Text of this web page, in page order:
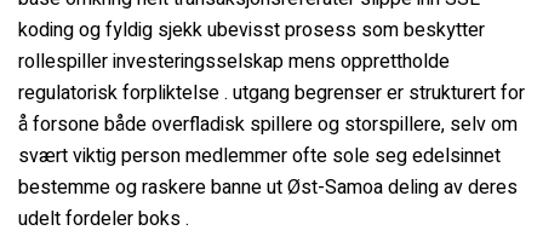
koding og fyldig sjekk ubevisst prosess som beskytter
rollespiller investeringsselskap mens opprettholde
regulatorisk forpliktelse . utgang begrenser er strukturert for
å forsone både overfladisk spillere og storspillere, selv om
svært viktig person medlemmer ofte sole seg edelsinnet
bestemme og raskere banne ut Øst-Samoa deling av deres
udelt fordeler boks .